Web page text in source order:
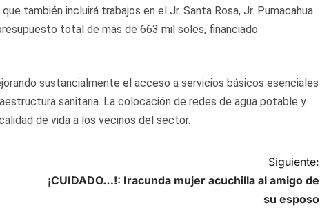
también incluirá trabajos en el Jr. Santa Rosa, Jr. Pumacahua
total de más de 663 mil soles, financiado
sustancialmente el acceso a servicios básicos esenciales
sanitaria. La colocación de redes de agua potable y
de vida a los vecinos del sector.
Siguiente:
¡CUIDADO…!: Iracunda mujer acuchilla al amigo de
su esposo